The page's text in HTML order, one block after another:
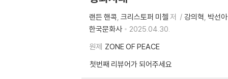
랜든 핸콕 크리스토퍼 미첼 저 강의혁 박선아
한국문화사
2025.04.30.
원제 ZONE OF PEACE
첫번째 리뷰어가 되어주세요